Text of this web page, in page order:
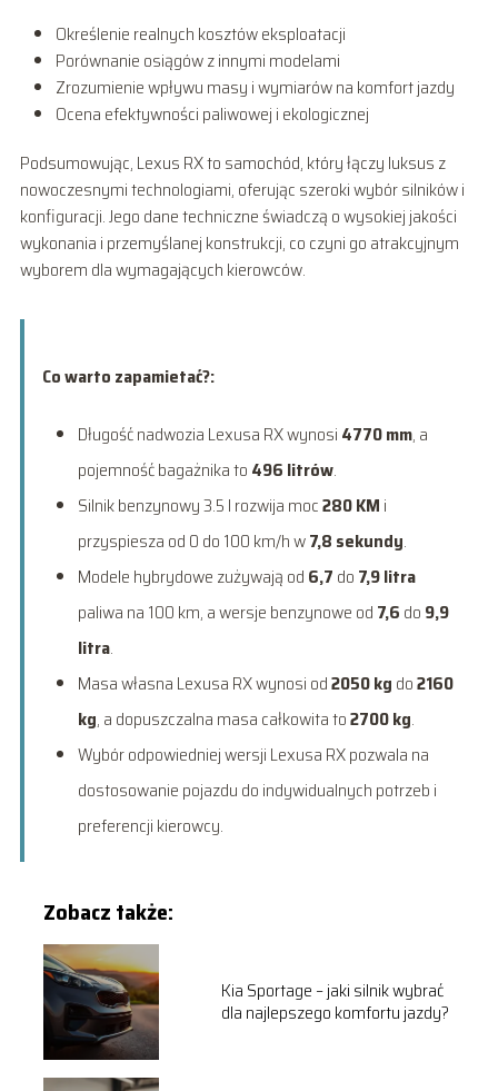
Określenie realnych kosztów eksploatacji
Porównanie osiągów z innymi modelami
Zrozumienie wpływu masy i wymiarów na komfort jazdy
Ocena efektywności paliwowej i ekologicznej
Podsumowując, Lexus RX to samochód, który łączy luksus z
nowoczesnymi technologiami, oferując szeroki wybór silników i
konfiguracji. Jego dane techniczne świadczą o wysokiej jakości
wykonania i przemyślanej konstrukcji, co czyni go atrakcyjnym
wyborem dla wymagających kierowców.
Co warto zapamietać?:
Długość nadwozia Lexusa RX wynosi 4770 mm, a
pojemność bagażnika to 496 litrów.
Silnik benzynowy 3.5 l rozwija moc280 KM i
przyspiesza od 0 do 100 km/h w7,8 sekundy.
Modele hybrydowe zużywają od 6,7 do 7,9 litra
paliwa na 100 km, a wersje benzynowe od 7,6 do 9,9
litra.
Masa własna Lexusa RX wynosi od2050 kg do2160
kg, a dopuszczalna masa całkowita to2700 kg.
Wybór odpowiedniej wersji Lexusa RX pozwala na
dostosowanie pojazdu do indywidualnych potrzeb i
preferencji kierowcy.
Zobacz także:
Kia Sportage – jaki silnik wybrać
dla najlepszego komfortu jazdy?